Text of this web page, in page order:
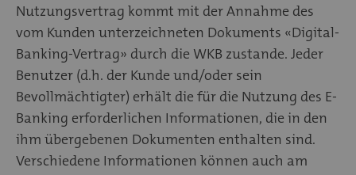
Nutzungsvertrag kommt mit der Annahme des
vom Kunden unterzeichneten Dokuments «Digital-
Banking-Vertrag» durch die WKB zustande. Jeder
Benutzer (d.h. der Kunde und/oder sein
Bevollmächtigter) erhält die für die Nutzung des E-
Banking erforderlichen Informationen, die in den
ihm übergebenen Dokumenten enthalten sind.
Verschiedene Informationen können auch am